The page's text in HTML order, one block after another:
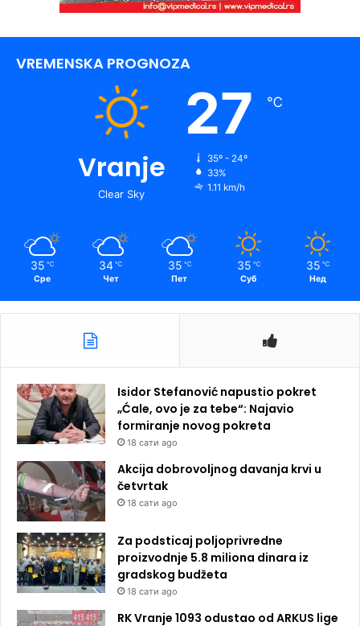
VREMENSKA PROGNOZA
Vranje
Clear Sky
27 ℃
35º - 24º
33%
1.11 km/h
35 ℃
Сре
34 ℃
Чет
35 ℃
Пет
35 ℃
Суб
35 ℃
Нед
Isidor Stefanović napustio pokret
„Ćale, ovo je za tebe“: Najavio
formiranje novog pokreta
18 сати ago
Akcija dobrovoljnog davanja krvi u
četvrtak
18 сати ago
Za podsticaj poljoprivredne
proizvodnje 5.8 miliona dinara iz
gradskog budžeta
18 сати ago
RK Vranje 1093 odustao od ARKUS lige